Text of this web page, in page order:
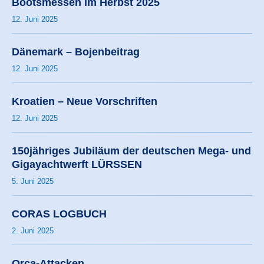
12. Juni 2025
Dänemark – Bojenbeitrag
12. Juni 2025
Kroatien – Neue Vorschriften
12. Juni 2025
150jähriges Jubiläum der deutschen Mega- und
Gigayachtwerft LÜRSSEN
5. Juni 2025
CORAS LOGBUCH
2. Juni 2025